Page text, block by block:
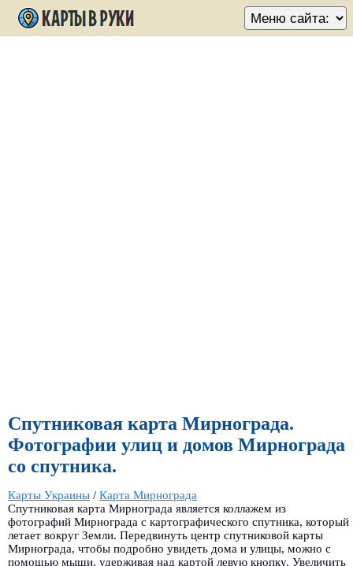
Спутниковая карта Мирнограда.
Фотографии улиц и домов Мирнограда
со спутника.
Карты Украины / Карта Мирнограда
Спутниковая карта Мирнограда является коллажем из
фотографий Мирнограда с картографического спутника, который
летает вокруг Земли. Передвинуть центр спутниковой карты
Мирнограда, чтобы подробно увидеть дома и улицы, можно с
помощью мыши, удерживая над картой левую кнопку. Увеличить